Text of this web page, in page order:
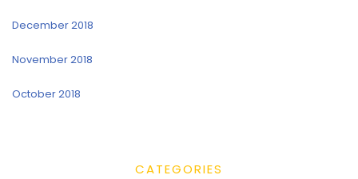
December 2018
November 2018
October 2018
CATEGORIES